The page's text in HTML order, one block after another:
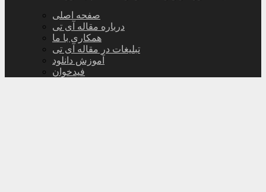
صفحه اصلی
درباره مقاله آی تی
همکاری با ما
تبلیغات در مقاله آی تی
آموزش دانلود
فیدخوان